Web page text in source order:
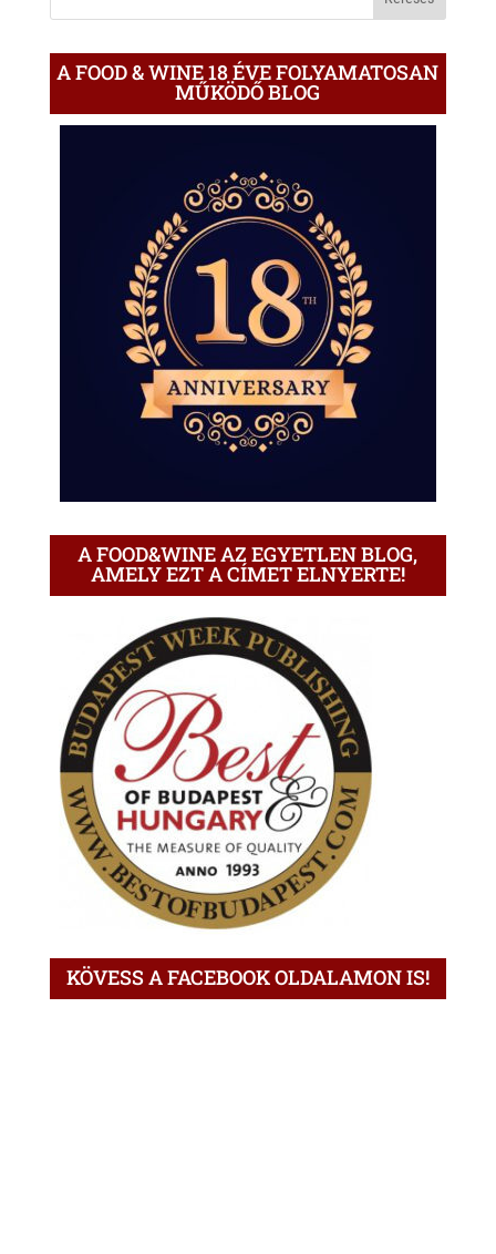
A FOOD & WINE 18 ÉVE FOLYAMATOSAN
MŰKÖDŐ BLOG
A FOOD&WINE AZ EGYETLEN BLOG,
AMELY EZT A CÍMET ELNYERTE!
KÖVESS A FACEBOOK OLDALAMON IS!